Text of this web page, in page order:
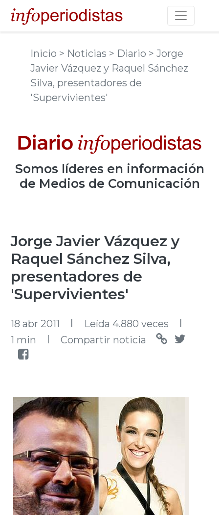
Toggle
Inicio > Noticias > Diario > Jorge
Javier Vázquez y Raquel Sánchez
Silva, presentadores de
'Supervivientes'
Somos líderes en información
de Medios de Comunicación
Jorge Javier Vázquez y
Raquel Sánchez Silva,
presentadores de
'Supervivientes'
18 abr 2011 l Leída 4.880 veces l
1 min l Compartir noticia